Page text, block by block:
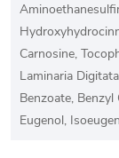
Carnosine,
Laminaria
Benzoate,
Eugenol,